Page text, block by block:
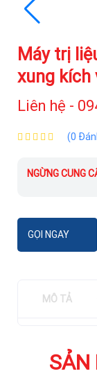
Máy trị
xung kích
Liên hệ -
(0
NGỪNG CUNG
GỌI NGAY
MÔ TẢ
SẢN